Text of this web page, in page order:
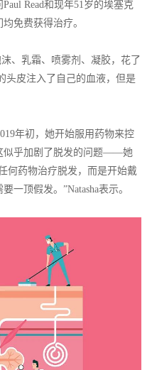
Read和现年51岁的埃塞克
免费获得治疗。
、乳霜、喷雾剂、凝胶，花了
头皮注入了自己的血液，但是
年初，她开始服用药物来控
似乎加剧了脱发的问题——她
何药物治疗脱发，而是开始戴
一顶假发。”Natasha表示。